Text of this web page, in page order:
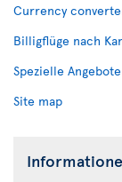
Currency
Billigflüge nach
Spezielle Angebote
Site map